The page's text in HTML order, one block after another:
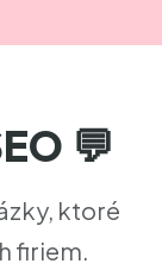
💬
ktoré
firiem.